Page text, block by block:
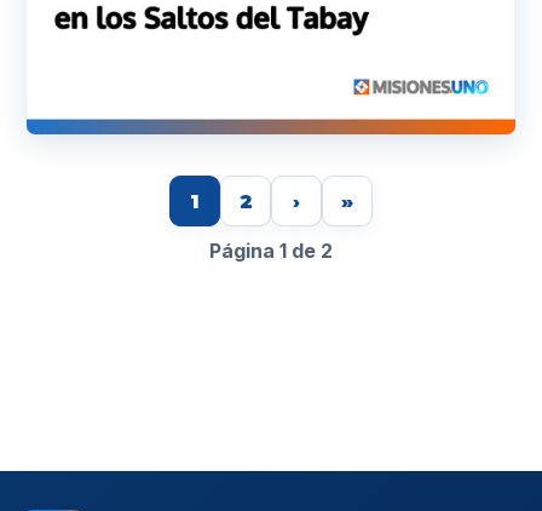
1 2 › »
Página 1 de 2